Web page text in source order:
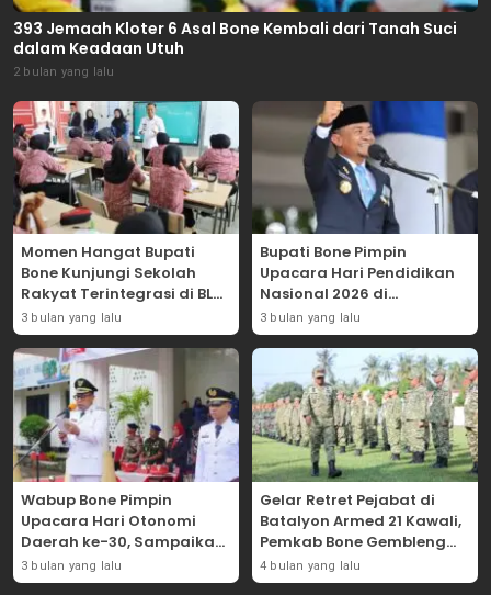
393 Jemaah Kloter 6 Asal Bone Kembali dari Tanah Suci
dalam Keadaan Utuh
2 bulan yang lalu
Momen Hangat Bupati
Bone Kunjungi Sekolah
Rakyat Terintegrasi di BLK
Bajoe
3 bulan yang lalu
Bupati Bone Pimpin
Upacara Hari Pendidikan
Nasional 2026 di
Lapangan Merdeka
3 bulan yang lalu
Wabup Bone Pimpin
Upacara Hari Otonomi
Daerah ke-30, Sampaikan
Amanat Mendagri
Wujudkan Asta Cita
3 bulan yang lalu
Gelar Retret Pejabat di
Batalyon Armed 21 Kawali,
Pemkab Bone Gembleng
Kedisiplinan Camat dan
Pimpinan OPD
4 bulan yang lalu